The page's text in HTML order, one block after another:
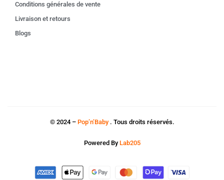
Conditions générales de vente
Livraison et retours
Blogs
© 2024 – Pop’n’Baby. Tous droits réservés.
Powered By Lab205